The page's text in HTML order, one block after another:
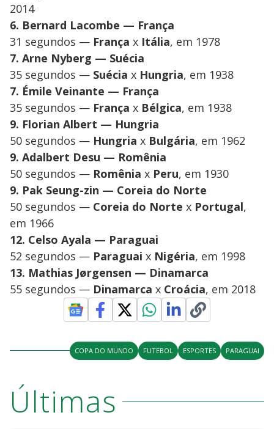
2014
6. Bernard Lacombe — França
31 segundos — França x Itália, em 1978
7. Arne Nyberg — Suécia
35 segundos — Suécia x Hungria, em 1938
7. Émile Veinante — França
35 segundos — França x Bélgica, em 1938
9. Florian Albert — Hungria
50 segundos — Hungria x Bulgária, em 1962
9. Adalbert Desu — Romênia
50 segundos — Romênia x Peru, em 1930
9. Pak Seung-zin — Coreia do Norte
50 segundos — Coreia do Norte x Portugal,
em 1966
12. Celso Ayala — Paraguai
52 segundos — Paraguai x Nigéria, em 1998
13. Mathias Jørgensen — Dinamarca
55 segundos — Dinamarca x Croácia, em 2018
COPA DO MUNDO FUTEBOL ESPORTES PARAGUAI
Últimas